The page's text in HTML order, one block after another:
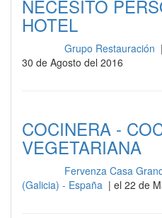
NECESITO
HOTEL
Grupo Restauración |
30 de Agosto del 2016
COCINERA -
VEGETARIANA
Fervenza Casa
(Galicia) - España | el 22 de